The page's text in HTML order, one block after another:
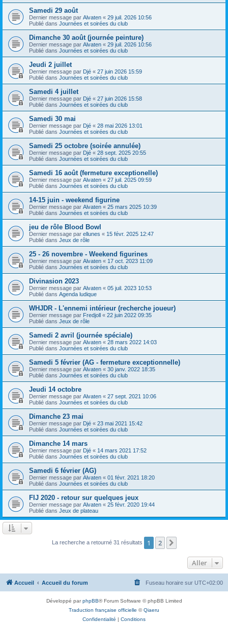
Samedi 29 août
Dernier message par Alvaten « 29 juil. 2026 10:56
Publié dans Journées et soirées du club
Dimanche 30 août (journée peinture)
Dernier message par Alvaten « 29 juil. 2026 10:56
Publié dans Journées et soirées du club
Jeudi 2 juillet
Dernier message par Djé « 27 juin 2026 15:59
Publié dans Journées et soirées du club
Samedi 4 juillet
Dernier message par Djé « 27 juin 2026 15:58
Publié dans Journées et soirées du club
Samedi 30 mai
Dernier message par Djé « 28 mai 2026 13:01
Publié dans Journées et soirées du club
Samedi 25 octobre (soirée annulée)
Dernier message par Djé « 28 sept. 2025 20:55
Publié dans Journées et soirées du club
Samedi 16 août (fermeture exceptionelle)
Dernier message par Alvaten « 27 juil. 2025 09:59
Publié dans Journées et soirées du club
14-15 juin - weekend figurine
Dernier message par Alvaten « 25 mars 2025 10:39
Publié dans Journées et soirées du club
jeu de rôle Blood Bowl
Dernier message par ellunes « 15 févr. 2025 12:47
Publié dans Jeux de rôle
25 - 26 novembre - Weekend figurines
Dernier message par Alvaten « 17 oct. 2023 11:09
Publié dans Journées et soirées du club
Divinasion 2023
Dernier message par Alvaten « 05 juil. 2023 10:53
Publié dans Agenda ludique
WHJDR - L'ennemi intérieur (recherche joueur)
Dernier message par Fredjoll « 22 juin 2022 09:35
Publié dans Jeux de rôle
Samedi 2 avril (journée spéciale)
Dernier message par Alvaten « 28 mars 2022 14:03
Publié dans Journées et soirées du club
Samedi 5 février (AG - fermeture exceptionnelle)
Dernier message par Alvaten « 30 janv. 2022 18:35
Publié dans Journées et soirées du club
Jeudi 14 octobre
Dernier message par Alvaten « 27 sept. 2021 10:06
Publié dans Journées et soirées du club
Dimanche 23 mai
Dernier message par Djé « 23 mai 2021 15:42
Publié dans Journées et soirées du club
Dimanche 14 mars
Dernier message par Djé « 14 mars 2021 17:52
Publié dans Journées et soirées du club
Samedi 6 février (AG)
Dernier message par Alvaten « 01 févr. 2021 18:20
Publié dans Journées et soirées du club
FIJ 2020 - retour sur quelques jeux
Dernier message par Alvaten « 25 févr. 2020 19:44
Publié dans Jeux de plateau
La recherche a retourné 31 résultats 1 2
Aller
Accueil Accueil du forum Fuseau horaire sur UTC+02:00
Développé parphpBB® Forum Software © phpBB Limited
Traduction française officielle ©Qiaeru
Confidentialité | Conditions